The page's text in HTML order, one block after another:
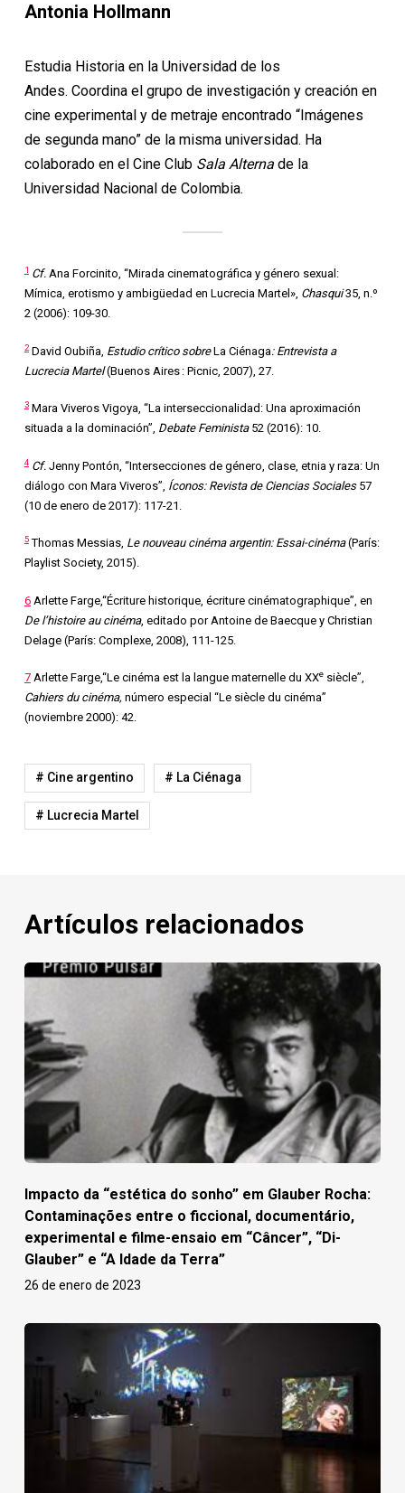
Antonia Hollmann
Estudia Historia en la Universidad de los
Andes. Coordina el grupo de investigación y creación en
cine experimental y de metraje encontrado “Imágenes
de segunda mano” de la misma universidad. Ha
colaborado en el Cine ClubSala Alterna de la
Universidad Nacional de Colombia.
1 Cf.Ana Forcinito, “Mirada cinematográfica y género sexual:
Mímica, erotismo y ambigüedad en Lucrecia Martel», Chasqui35, n.º
2 (2006): 109-30.
2David Oubiña, Estudio crítico sobreLa Ciénaga: Entrevista a
Lucrecia Martel(Buenos Aires : Picnic, 2007), 27.
3Mara Viveros Vigoya, “La interseccionalidad: Una aproximación
situada a la dominación”, Debate Feminista52 (2016): 10.
4 Cf.Jenny Pontón, “Intersecciones de género, clase, etnia y raza: Un
diálogo con Mara Viveros”, Íconos: Revista de Ciencias Sociales57
(10 de enero de 2017): 117-21.
5Thomas Messias, Le nouveau cinéma argentin: Essai-cinéma(París:
Playlist Society, 2015).
6 Arlette Farge,“Écriture historique, écriture cinématographique”, en
De l’histoire au cinéma, editado por Antoine de Baecque y Christian
Delage (París: Complexe, 2008), 111-125.
7Arlette Farge,“Le cinéma est la langue maternelle du XXesiècle”,
Cahiers du cinéma, número especial “Le siècle du cinéma”
(noviembre 2000): 42.
# Cine argentino # La Ciénaga
# Lucrecia Martel
Artículos relacionados
Impacto da “estética do sonho” em Glauber Rocha:
Contaminações entre o ficcional, documentário,
experimental e filme-ensaio em “Câncer”, “Di-
Glauber” e “A Idade da Terra”
26 de enero de 2023